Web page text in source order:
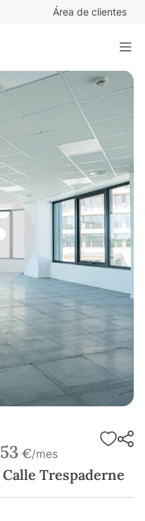
Área de clientes
Trespaderne
€/mes
Trespaderne